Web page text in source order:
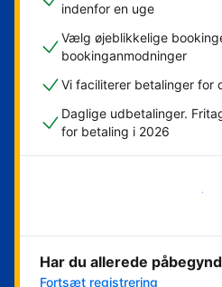
indenfor en uge
Vælg øjeblikkelige
bookinganmodninger
Vi faciliterer betalinger for
Daglige udbetalinger.
for betaling i 2026
Kom i gang med det
Har du allerede
Fortsæt registrering